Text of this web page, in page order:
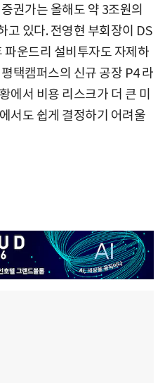
권가는 올해도 약 3조원의
고 있다. 전영현 부회장이 DS
운드리 설비투자도 자제하
택캠퍼스의 신규 공장 P4 라
에서 비용 리스크가 더 큰 미
서도 쉽게 결정하기 어려울